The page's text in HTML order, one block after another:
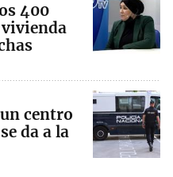
400
centro
da a la